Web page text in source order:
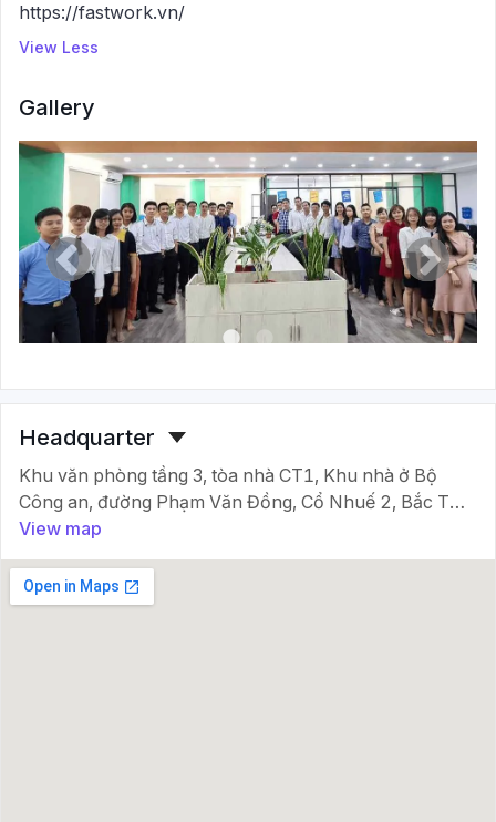
https://fastwork.vn/
View Less
Gallery
Headquarter
Khu văn phòng tầng 3, tòa nhà CT1, Khu nhà ở Bộ
Công an, đường Phạm Văn Đồng, Cổ Nhuế 2, Bắc Từ
Liêm, Hà Nội
View map